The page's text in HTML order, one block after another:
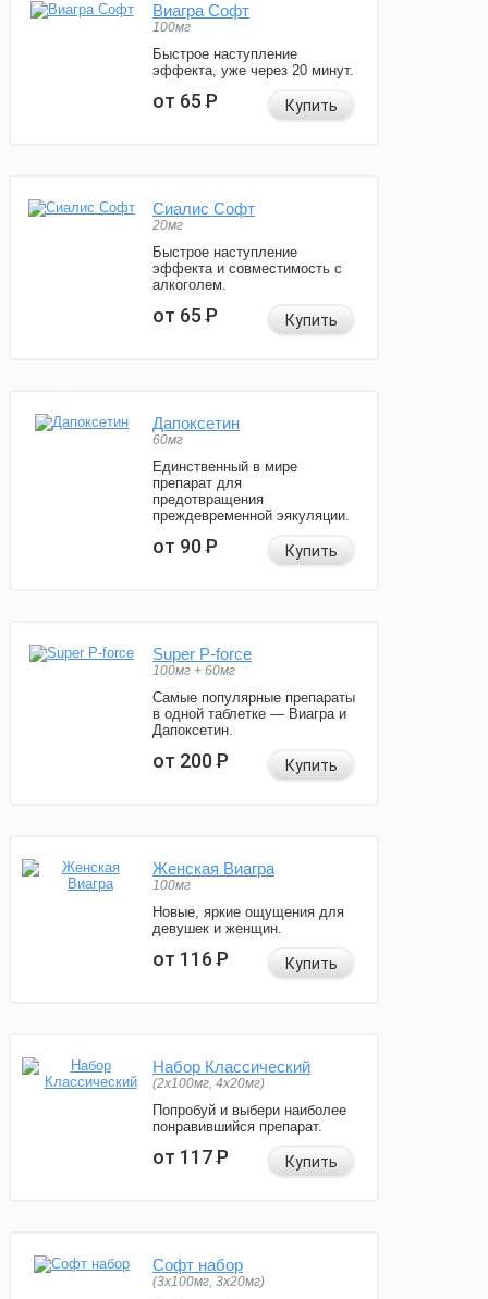
Виагра Софт
100мг
Быстрое наступление
эффекта, уже через 20 минут.
от 65Р Купить
Сиалис Софт
20мг
Быстрое наступление
эффекта и совместимость с
алкоголем.
от 65Р Купить
Дапоксетин
60мг
Единственный в мире
препарат для
предотвращения
преждевременной эякуляции.
от 90Р Купить
Super P-force
100мг + 60мг
Самые популярные препараты
в одной таблетке — Виагра и
Дапоксетин.
от 200Р Купить
Женская Виагра
100мг
Новые, яркие ощущения для
девушек и женщин.
от 116Р Купить
Набор Классический
(2x100мг, 4x20мг)
Попробуй и выбери наиболее
понравившийся препарат.
от 117Р Купить
Софт набор
(3x100мг, 3x20мг)